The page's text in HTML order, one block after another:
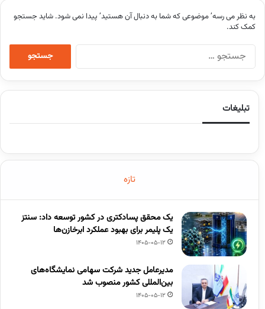
به نظر می رسه’ موضوعی که شما به دنبال آن هستید’ پیدا نمی شود. شاید جستجو
کمک کند.
تبلیغات
تازه
یک محقق پسادکتری در کشور توسعه داد: سنتز
یک پلیمر برای بهبود عملکرد ابرخازن‌ها
1405-05-12
مدیرعامل جدید شرکت سهامی نمایشگاه‌های
بین‌المللی کشور منصوب شد
1405-05-12